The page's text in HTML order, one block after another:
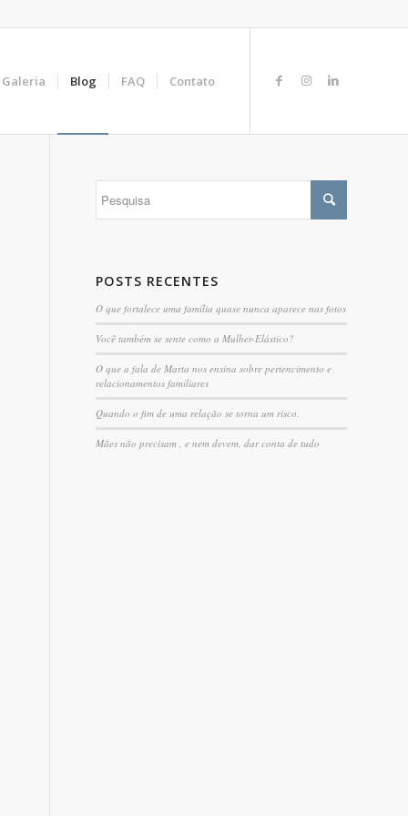
Galeria Blog FAQ Contato
POSTS RECENTES
O que fortalece uma família quase nunca aparece nas fotos
Você também se sente como a Mulher-Elástico?
O que a fala de Marta nos ensina sobre pertencimento e
relacionamentos familiares
Quando o fim de uma relação se torna um risco.
Mães não precisam , e nem devem, dar conta de tudo